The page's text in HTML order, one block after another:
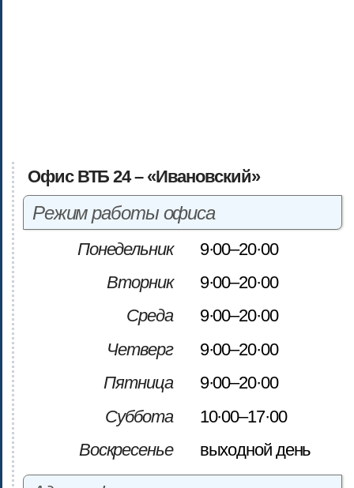
Офис ВТБ 24 – «Ивановский»
Режим работы офиса
Понедельник
9·00–20·00
Вторник
9·00–20·00
Среда
9·00–20·00
Четверг
9·00–20·00
Пятница
9·00–20·00
Суббота
10·00–17·00
Воскресенье
выходной день